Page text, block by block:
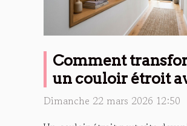
Comment
un couloir étroit
une niche murale ?
Dimanche 22 mars 2026 12:50